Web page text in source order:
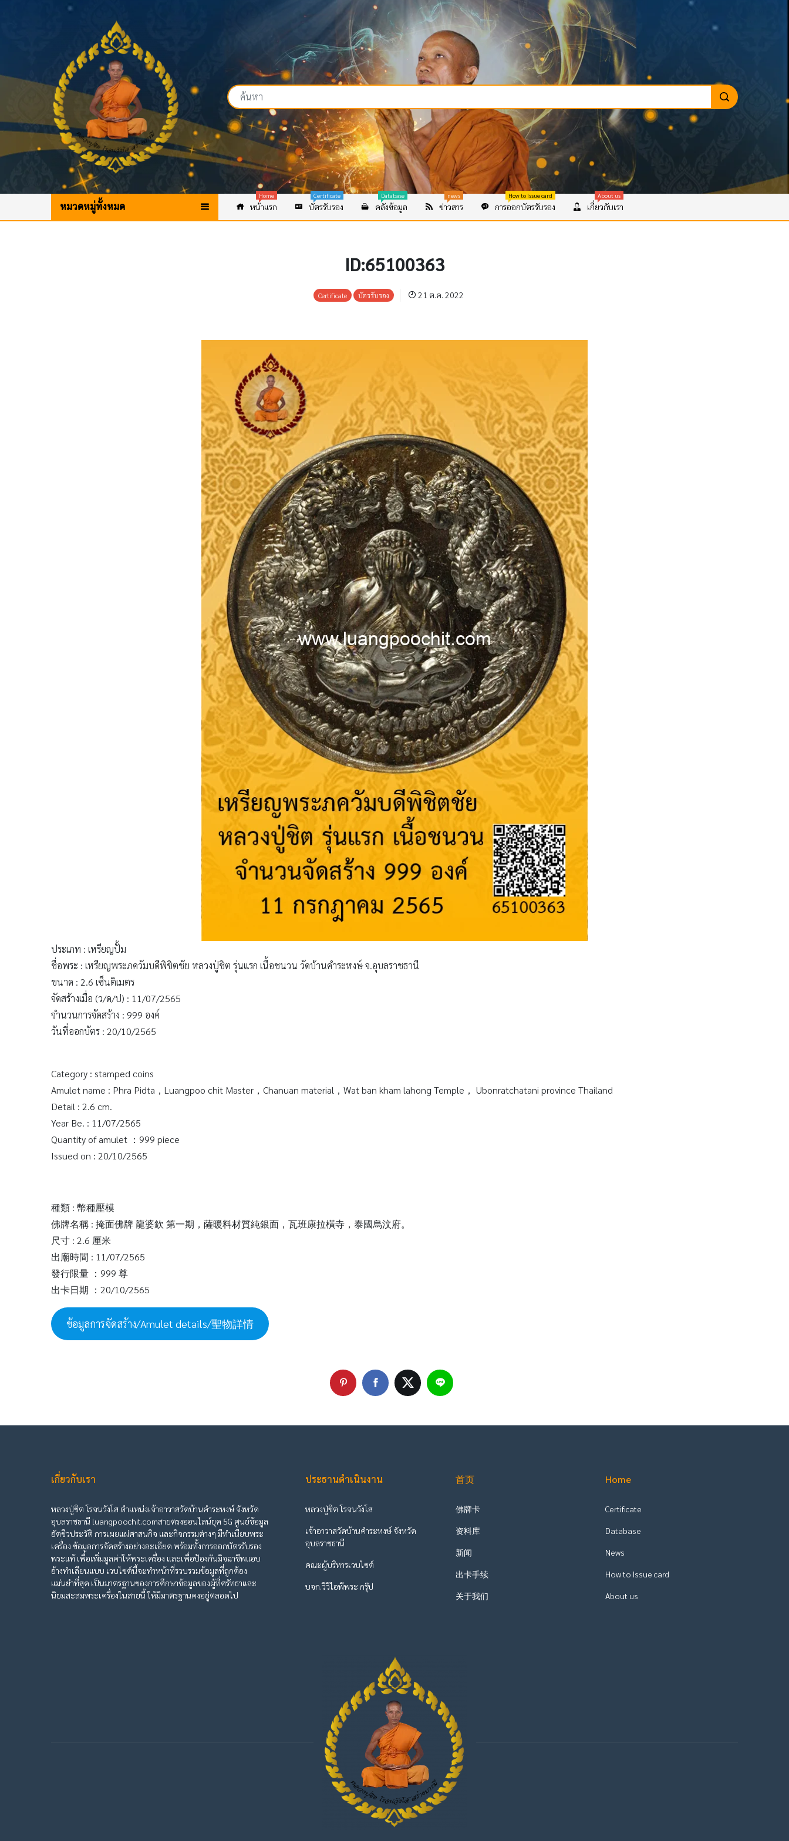
หมวดหมู่ทั้งหมด หน้าแรก
Home
บัตรรับรอง
Certificate
คลังข้อมูล
Database
ข่าวสาร
news
การออกบัตรรับรอง
How to Issue card
เกี่ยวกับเรา
About us
ID:65100363
Certificate บัตรรับรอง 21 ต.ค. 2022
ประเภท : เหรียญปั้ม
ชื่อพระ : เหรียญพระภควัมบดีพิชิตชัย หลวงปู่ชิต รุ่นแรก เนื้อชนวน วัดบ้านคำระหงษ์ จ.อุบลราชธานี
ขนาด : 2.6 เซ็นติเมตร
จัดสร้างเมื่อ (ว/ด/ป) : 11/07/2565
จำนวนการจัดสร้าง : 999 องค์
วันที่ออกบัตร : 20/10/2565
Category : stamped coins
Amulet name : Phra Pidta，Luangpoo chit Master，Chanuan material，Wat ban kham lahong Temple， Ubonratchatani province Thailand
Detail : 2.6 cm.
Year Be. : 11/07/2565
Quantity of amulet ：999 piece
Issued on : 20/10/2565
種類 : 幣種壓模
佛牌名稱 : 掩面佛牌 龍婆欽 第一期，薩暖料材質純銀面，瓦班康拉橫寺，泰國烏汶府。
尺寸 : 2.6 厘米
出廟時間 : 11/07/2565
發行限量 ：999 尊
出卡日期 ：20/10/2565
ข้อมูลการจัดสร้าง/Amulet details/聖物詳情
เกี่ยวกับเรา
หลวงปู่ชิต โรจนวังโส ตำแหน่งเจ้าอาวาสวัดบ้านคำระหงษ์ จังหวัด
อุบลราชธานี luangpoochit.comสายตรงออนไลน์ยุค 5G ศูนย์ข้อมูล
อัตชีวประวัติ การเผยแผ่ศาสนกิจ และกิจกรรมต่างๆ มีทำเนียบพระ
เครื่อง ข้อมูลการจัดสร้างอย่างละเอียด พร้อมทั้งการออกบัตรรับรอง
พระแท้ เพื่อเพิ่มมูลค่าให้พระเครื่อง และเพื่อป้องกันมิจฉาชีพแอบ
อ้างทำเลียนแบบ เวบไซต์นี้จะทำหน้าที่รวบรวมข้อมูลที่ถูกต้อง
แม่นยำที่สุด เป็นมาตรฐานของการศึกษาข้อมูลของผู้ที่ศรัทธาและ
นิยมสะสมพระเครื่องในสายนี้ ให้มีมาตรฐานคงอยู่ตลอดไป
ประธานดำเนินงาน
หลวงปู่ชิต โรจนวังโส
เจ้าอาวาสวัดบ้านคำระหงษ์ จังหวัด
อุบลราชธานี
คณะผู้บริหารเวบไซต์
บจก.วีวีไอพีพระ กรุ๊ป
首页
佛牌卡
资料库
新闻
出卡手续
关于我们
Home
Certificate
Database
News
How to Issue card
About us